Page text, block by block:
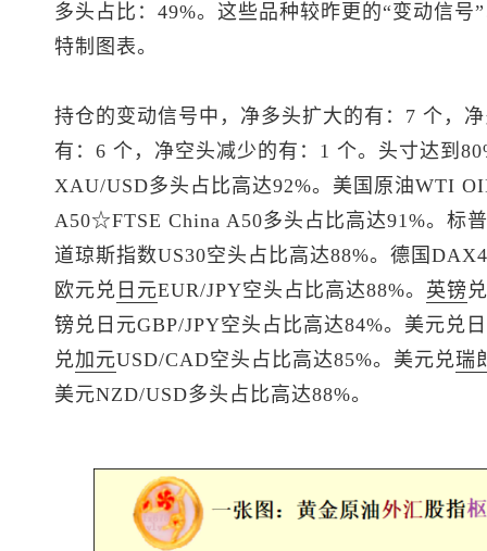
多头占比：49%。这些品种较昨更的“变动信
特制图表。
持仓的变动信号中，净多头扩大的有：7 个，
有：6 个，净空头减少的有：1 个。头寸达到
XAU/USD多头占比高达92%。美国原油WTI
A50☆FTSE China A50多头占比高达91%。 标
道琼斯指数US30空头占比高达88%。德国
欧元兑 日元EUR/JPY空头占比高达88%。 英镑
镑兑日元GBP/JPY空头占比高达84%。 美元兑
兑加元USD/CAD空头占比高达85%。 美元兑瑞
美元NZD/USD多头占比高达88%。